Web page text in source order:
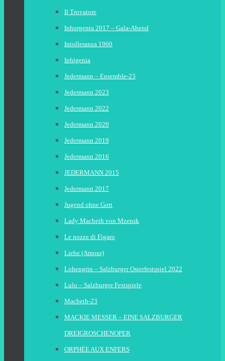
Il Trovatore
Inhorgenta 2017 – Gala-Abend
Intolleranza 1960
Iphigenia
Jedermann – Ensemble-23
Jedermann 2023
Jedermann 2022
Jedermann 2020
Jedermann 2019
Jedermann 2016
JEDERMANN 2015
Jedermann 2017
Jugend ohne Gott
Lady Macbeth von Mzensk
Le nozze di Figaro
Liebe (Amour)
Lohengrin – Salzburger Osterfestspiel 2022
Lulu – Salzburger Festspiele
Macbeth-23
MACKIE MESSER – EINE SALZBURGER
DREIGROSCHENOPER
ORPHÉE AUX ENFERS